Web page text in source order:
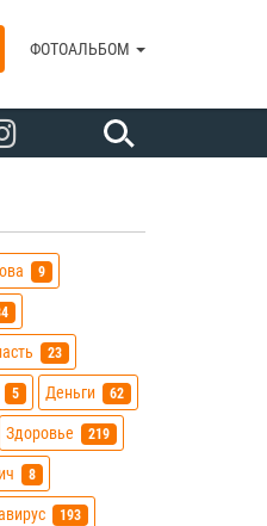
ФОТОАЛЬБОМ
9
23
5 Деньги 62
Здоровье 219
8
193